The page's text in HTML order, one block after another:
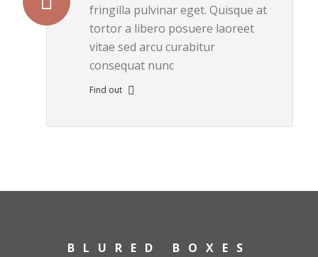
fringilla pulvinar eget. Quisque at
tortor a libero posuere laoreet
vitae sed arcu curabitur
consequat nunc
Find out
BLURED BOXES